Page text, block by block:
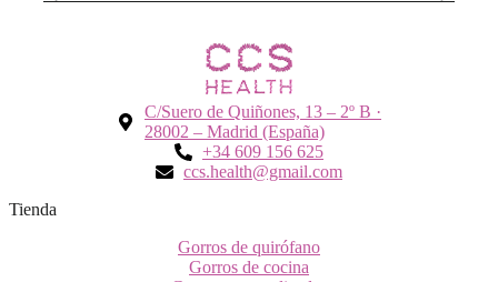
C/Suero de Quiñones, 13 – 2º B ·
28002 – Madrid (España)
+34 609 156 625
ccs.health@gmail.com
Tienda
Gorros de quirófano
Gorros de cocina